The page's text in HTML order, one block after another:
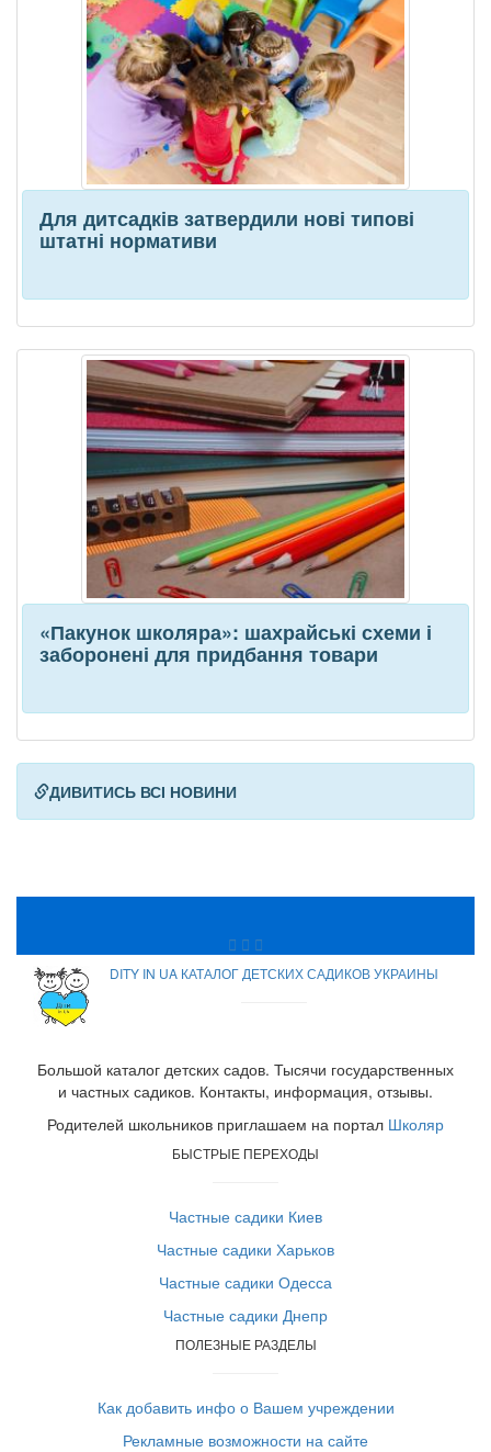
Для дитсадків затвердили нові типові
штатні нормативи
«Пакунок школяра»: шахрайські схеми і
заборонені для придбання товари
ДИВИТИСЬ ВСІ НОВИНИ
DITY IN UA КАТАЛОГ ДЕТСКИХ САДИКОВ УКРАИНЫ
Большой каталог детских садов. Тысячи государственных
и частных садиков. Контакты, информация, отзывы.
Родителей школьников приглашаем на портал Школяр
БЫСТРЫЕ ПЕРЕХОДЫ
Частные садики Киев
Частные садики Харьков
Частные садики Одесса
Частные садики Днепр
ПОЛЕЗНЫЕ РАЗДЕЛЫ
Как добавить инфо о Вашем учреждении
Рекламные возможности на сайте